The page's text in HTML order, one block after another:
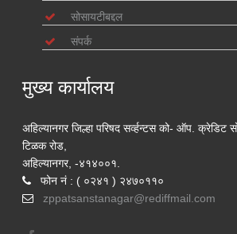
सोसायटीबद्दल
संपर्क
मुख्य कार्यालय
अहिल्यानगर जिल्हा परिषद सर्व्हन्टस को- ऑप. क्रेडिट
टिळक रोड,
अहिल्यानगर, -४१४००१.
फोन नं : ( ०२४१ ) २४७०११०
zppatsanstanagar@rediffmail.com